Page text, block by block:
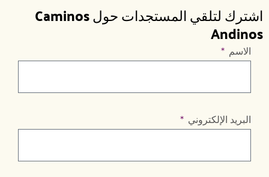
اشترك لتلقي المستجدات حول Caminos
Andinos
الاسم
البريد الإلكتروني